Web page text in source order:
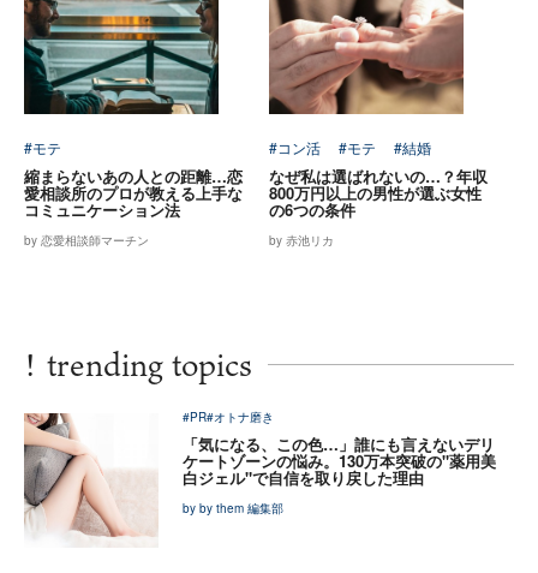
#モテ
縮まらないあの人との距離…恋
愛相談所のプロが教える上手な
コミュニケーション法
by 恋愛相談師マーチン
#コン活 #モテ #結婚
なぜ私は選ばれないの…？年収
800万円以上の男性が選ぶ女性
の6つの条件
by 赤池リカ
! trending topics
#PR#オトナ磨き
「気になる、この色…」誰にも言えないデリ
ケートゾーンの悩み。130万本突破の"薬用美
白ジェル"で自信を取り戻した理由
by by them 編集部